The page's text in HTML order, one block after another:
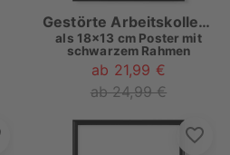
Gestörte Arbeitskollegen
als 18x13 cm Poster mit
schwarzem Rahmen
ab 21,99 €
ab 24,99 €